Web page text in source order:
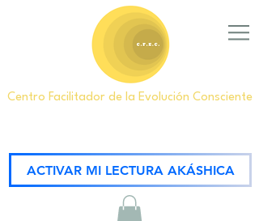
Centro Facilitador de la Evolución Consciente
ACTIVAR MI LECTURA AKÁSHICA